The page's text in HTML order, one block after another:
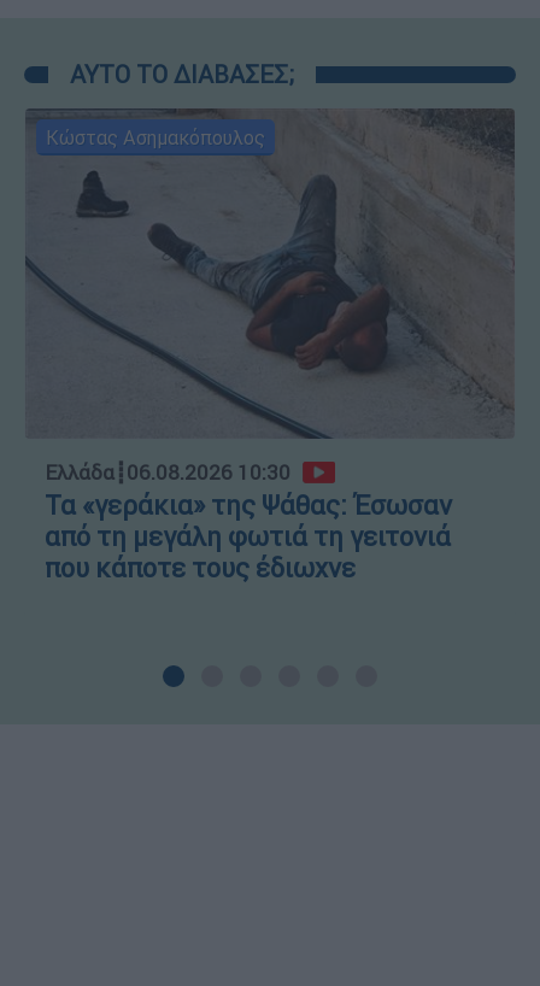
ΑΥΤΟ ΤΟ ΔΙΑΒΑΣΕΣ;
Κώστας Ασημακόπουλος
Ελλάδα┋06.08.2026 10:30
Τα «γεράκια» της Ψάθας: Έσωσαν
από τη μεγάλη φωτιά τη γειτονιά
που κάποτε τους έδιωχνε